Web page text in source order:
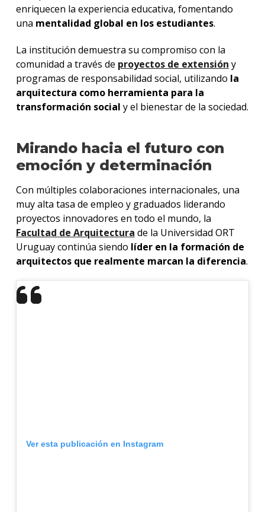
enriquecen la experiencia educativa, fomentando
una mentalidad global en los estudiantes.
La institución demuestra su compromiso con la
comunidad a través de proyectos de extensión y
programas de responsabilidad social, utilizando la
arquitectura como herramienta para la
transformación social y el bienestar de la sociedad.
Mirando hacia el futuro con
emoción y determinación
Con múltiples colaboraciones internacionales, una
muy alta tasa de empleo y graduados liderando
proyectos innovadores en todo el mundo, la
Facultad de Arquitectura de la Universidad ORT
Uruguay continúa siendo líder en la formación de
arquitectos que realmente marcan la diferencia.
Ver esta publicación en Instagram